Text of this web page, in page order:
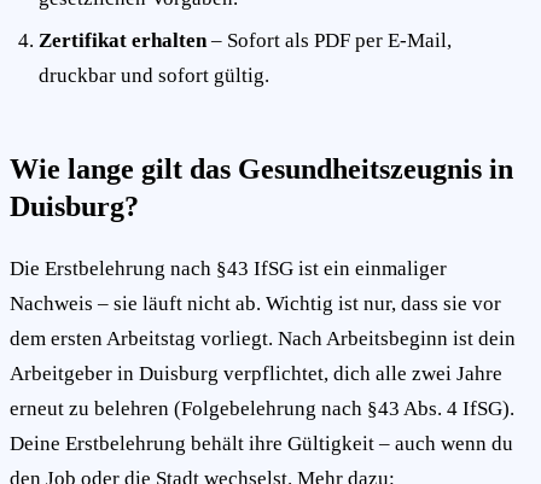
Zertifikat erhalten – Sofort als PDF per E-Mail,
druckbar und sofort gültig.
Wie lange gilt das Gesundheitszeugnis in
Duisburg?
Die Erstbelehrung nach §43 IfSG ist ein einmaliger
Nachweis – sie läuft nicht ab. Wichtig ist nur, dass sie vor
dem ersten Arbeitstag vorliegt. Nach Arbeitsbeginn ist dein
Arbeitgeber in Duisburg verpflichtet, dich alle zwei Jahre
erneut zu belehren (Folgebelehrung nach §43 Abs. 4 IfSG).
Deine Erstbelehrung behält ihre Gültigkeit – auch wenn du
den Job oder die Stadt wechselst. Mehr dazu: